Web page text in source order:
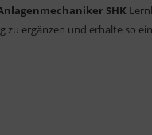
SHK
ergänzen und erhalte so